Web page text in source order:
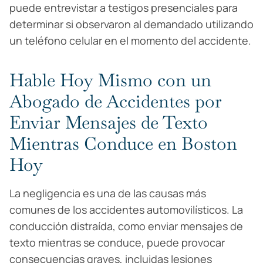
puede entrevistar a testigos presenciales para
determinar si observaron al demandado utilizando
un teléfono celular en el momento del accidente.
Hable Hoy Mismo con un
Abogado de Accidentes por
Enviar Mensajes de Texto
Mientras Conduce en Boston
Hoy
La negligencia es una de las causas más
comunes de los accidentes automovilísticos. La
conducción distraída, como enviar mensajes de
texto mientras se conduce, puede provocar
consecuencias graves, incluidas lesiones